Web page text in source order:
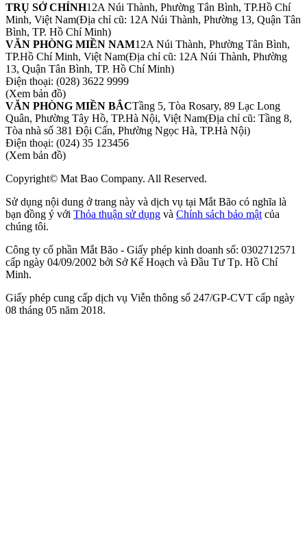
TRỤ SỞ CHÍNH12A Núi Thành, Phường Tân Bình, TP.Hồ Chí
Minh, Việt Nam(Địa chỉ cũ: 12A Núi Thành, Phường 13, Quận Tân
Bình, TP. Hồ Chí Minh)
VĂN PHÒNG MIỀN NAM12A Núi Thành, Phường Tân Bình,
TP.Hồ Chí Minh, Việt Nam(Địa chỉ cũ: 12A Núi Thành, Phường
13, Quận Tân Bình, TP. Hồ Chí Minh)
Điện thoại: (028) 3622 9999
(Xem bản đồ)
VĂN PHÒNG MIỀN BẮCTầng 5, Tòa Rosary, 89 Lạc Long
Quân, Phường Tây Hồ, TP.Hà Nội, Việt Nam(Địa chỉ cũ: Tầng 8,
Tòa nhà số 381 Đội Cấn, Phường Ngọc Hà, TP.Hà Nội)
Điện thoại: (024) 35 123456
(Xem bản đồ)
Copyright© Mat Bao Company. All Reserved.
Sử dụng nội dung ở trang này và dịch vụ tại Mắt Bão có nghĩa là
bạn đồng ý với Thỏa thuận sử dụng và Chính sách bảo mật của
chúng tôi.
Công ty cổ phần Mắt Bão - Giấy phép kinh doanh số: 0302712571
cấp ngày 04/09/2002 bởi Sở Kế Hoạch và Đầu Tư Tp. Hồ Chí
Minh.
Giấy phép cung cấp dịch vụ Viễn thông số 247/GP-CVT cấp ngày
08 tháng 05 năm 2018.